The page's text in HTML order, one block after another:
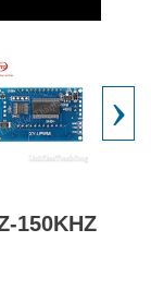
›
150KHZ